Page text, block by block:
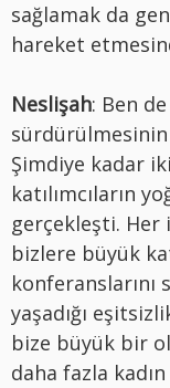
sağlamak da
hareket
Neslişah: Ben
Şimdiye kadar
katılımcıların
gerçekleşti. Her
bizlere büyük
yaşadığı
bize büyük bir
daha fazla